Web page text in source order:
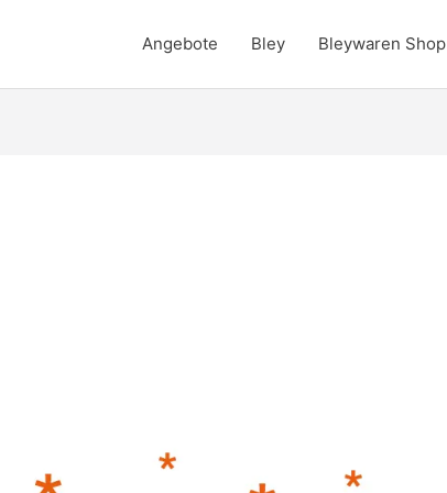
Angebote Bley Bleywaren Shop